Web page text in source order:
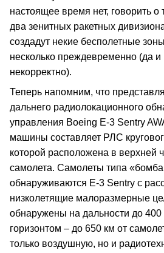
настоящее время нет, говорить о
два зенитных ракетных
создадут некие бесполетные
несколько преждевременно (да и
некорректно).
Теперь напомним, что
дальнего радиолокационного
управления Boeing E-3 Sentry
машины составляет РЛС
которой расположена в верхней
самолета. Самолеты типа
обнаруживаются E-3 Sentry с
низколетящие малоразмерные
обнаружены на дальности до 400
горизонтом – до 650 км от
только воздушную, но и